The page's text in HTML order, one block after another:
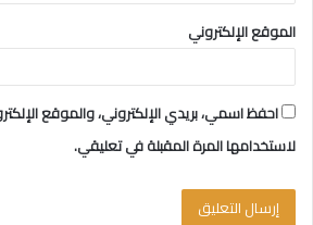
الموقع الإلكتروني
احفظ اسمي، بريدي الإلكتروني، والموقع
لاستخدامها المرة المقبلة في تعليقي.